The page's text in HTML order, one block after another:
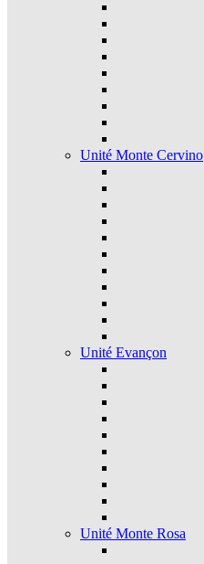
Unité Monte Cervino
Unité Evançon
Unité Monte Rosa